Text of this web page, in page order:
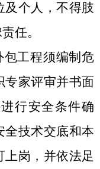
及个人 ，不得肢
任。
包工程须编制危
专家评审并书面
行安全条件确
全技术交底和本
上岗 ， 并依法足